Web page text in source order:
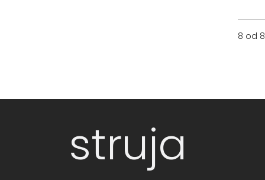
8 od 8
struja